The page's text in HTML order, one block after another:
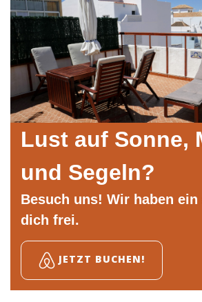
Lust auf Sonne,
und Segeln?
Besuch uns! Wir haben
dich frei.
JETZT BUCHEN!